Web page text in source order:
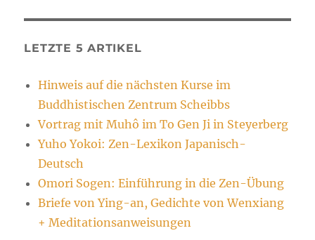
LETZTE 5 ARTIKEL
Hinweis auf die nächsten Kurse im
Buddhistischen Zentrum Scheibbs
Vortrag mit Muhô im To Gen Ji in Steyerberg
Yuho Yokoi: Zen-Lexikon Japanisch-
Deutsch
Omori Sogen: Einführung in die Zen-Übung
Briefe von Ying-an, Gedichte von Wenxiang
+ Meditationsanweisungen